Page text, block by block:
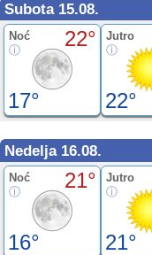
Subota 15.08.
Noć 22°
17°
Jutro
22°
Nedelja 16.08.
Noć 21°
16°
Jutro
21°